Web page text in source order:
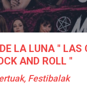
LA LUNA " LAS
AND ROLL "
Festibalak